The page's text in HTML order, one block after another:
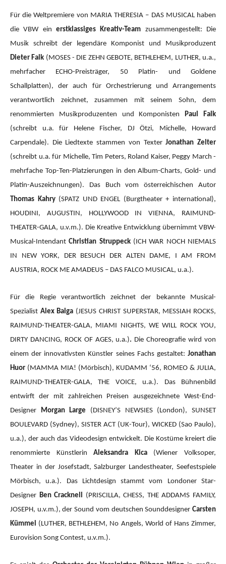
Für die Weltpremiere von MARIA THERESIA – DAS MUSICAL haben
die VBW ein erstklassiges Kreativ-Team zusammengestellt: Die
Musik schreibt der legendäre Komponist und Musikproduzent
Dieter Falk (MOSES - DIE ZEHN GEBOTE, BETHLEHEM, LUTHER, u.a.,
mehrfacher ECHO-Preisträger, 50 Platin- und Goldene
Schallplatten), der auch für Orchestrierung und Arrangements
verantwortlich zeichnet, zusammen mit seinem Sohn, dem
renommierten Musikproduzenten und KomponistenPaul Falk
(schreibt u.a. für Helene Fischer, DJ Ötzi, Michelle, Howard
Carpendale). Die Liedtexte stammen von TexterJonathan Zelter
(schreibt u.a. für Michelle, Tim Peters, Roland Kaiser, Peggy March -
mehrfache Top-Ten-Platzierungen in den Album-Charts, Gold- und
Platin-Auszeichnungen). Das Buch vom österreichischen Autor
Thomas Kahry(SPATZ UND ENGEL (Burgtheater + international),
HOUDINI, AUGUSTIN, HOLLYWOOD IN VIENNA, RAIMUND-
THEATER-GALA, u.v.m.). Die Kreative Entwicklung übernimmt VBW-
Musical-IntendantChristian Struppeck(ICH WAR NOCH NIEMALS
IN NEW YORK, DER BESUCH DER ALTEN DAME, I AM FROM
AUSTRIA, ROCK ME AMADEUS – DAS FALCO MUSICAL, u.a.).
Für die Regie verantwortlich zeichnet der bekannte Musical-
Spezialist Alex Balga (JESUS CHRIST SUPERSTAR, MESSIAH ROCKS,
RAIMUND-THEATER-GALA, MIAMI NIGHTS, WE WILL ROCK YOU,
DIRTY DANCING, ROCK OF AGES, u.a.). Die Choreografie wird von
einem der innovativsten Künstler seines Fachs gestaltet: Jonathan
Huor (MAMMA MIA! (Mörbisch), KUDAMM ‘56, ROMEO & JULIA,
RAIMUND-THEATER-GALA, THE VOICE, u.a.). Das Bühnenbild
entwirft der mit zahlreichen Preisen ausgezeichnete West-End-
Designer Morgan Large (DISNEY’S NEWSIES (London), SUNSET
BOULEVARD (Sydney), SISTER ACT (UK-Tour), WICKED (Sao Paulo),
u.a.), der auch das Videodesign entwickelt. Die Kostüme kreiert die
renommierte KünstlerinAleksandra Kica(Wiener Volksoper,
Theater in der Josefstadt, Salzburger Landestheater, Seefestspiele
Mörbisch, u.a.). Das Lichtdesign stammt vom Londoner Star-
Designer Ben Cracknell (PRISCILLA, CHESS, THE ADDAMS FAMILY,
JOSEPH, u.v.m.), der Sound vom deutschen Sounddesigner Carsten
Kümmel (LUTHER, BETHLEHEM, No Angels, World of Hans Zimmer,
Eurovision Song Contest, u.v.m.).